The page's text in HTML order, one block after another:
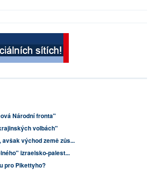
Národní fronta"
volbách"
východ země zůs...
izraelsko-palest...
pro Pikettyho?